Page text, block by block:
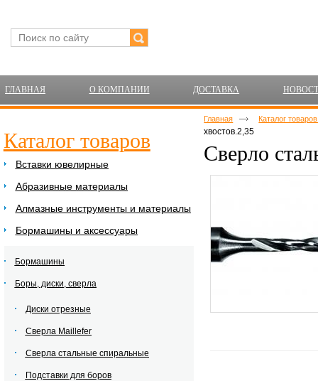
ГЛАВНАЯ О КОМПАНИИ ДОСТАВКА
Каталог товаров
Вставки ювелирные
Абразивные материалы
Алмазные инструменты и материалы
Бормашины и аксессуары
Бормашины
Боры, диски, сверла
Диски отрезные
Сверла Maillefer
Сверла стальные спиральные
Подставки для боров
Главная Каталог
хвостов.2,35
Сверло